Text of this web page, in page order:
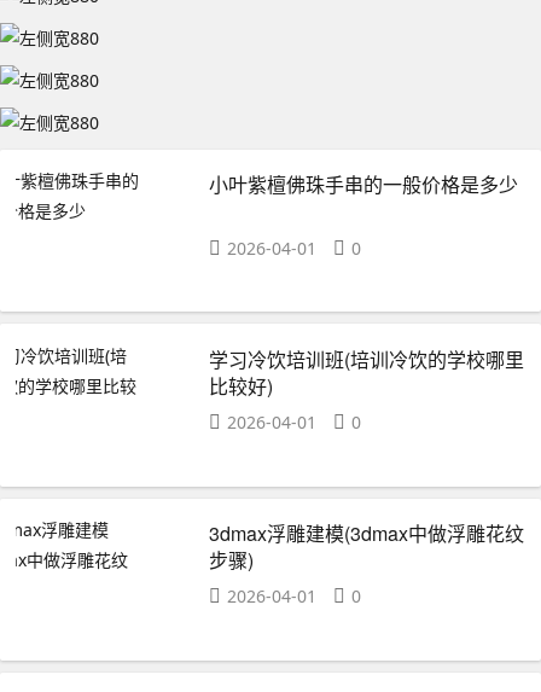
小叶紫檀佛珠手串的一般价格是多少
2026-04-01 0
学习冷饮培训班(培训冷饮的学校哪里
比较好)
2026-04-01 0
3dmax浮雕建模(3dmax中做浮雕花纹
步骤)
2026-04-01 0